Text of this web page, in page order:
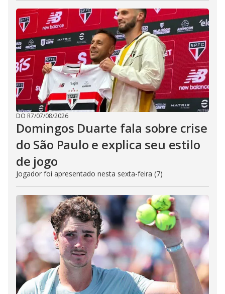
DO R7/07/08/2026
Domingos Duarte fala sobre crise
do São Paulo e explica seu estilo
de jogo
Jogador foi apresentado nesta sexta-feira (7)